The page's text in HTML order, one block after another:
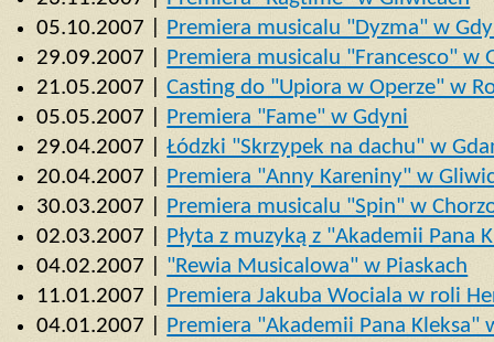
05.10.2007 | Premiera musicalu "Dyzma" w
29.09.2007 | Premiera musicalu "Francesco" w
21.05.2007 |Casting do "Upiora w Operze" w
05.05.2007 | Premiera "Fame" w Gdyni
29.04.2007 |Łódzki "Skrzypek na dachu" w
20.04.2007 | Premiera "Anny Kareniny" w
30.03.2007 | Premiera musicalu "Spin" w
02.03.2007 | Płyta z muzyką z "Akademii Pana
04.02.2007 | "Rewia Musicalowa" w Piaskach
11.01.2007 | Premiera Jakuba Wociala w roli
04.01.2007 | Premiera "Akademii Pana Kleksa"